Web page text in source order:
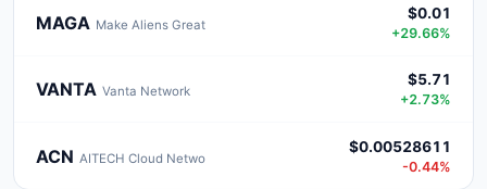
MAGA Make Aliens Great
$0.01
+29.66%
VANTA Vanta Network
$5.71
+2.73%
ACN AITECH Cloud Netwo
$0.00528611
-0.44%